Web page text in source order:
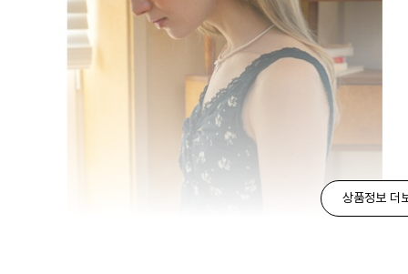
상품정보 더